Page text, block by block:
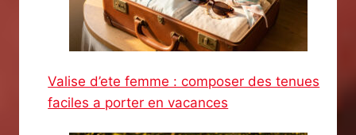
Valise d’ete femme : composer des tenues
faciles a porter en vacances